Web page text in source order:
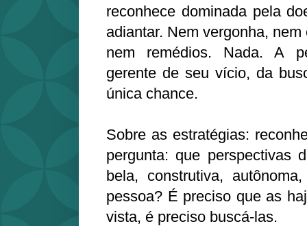
reconhece dominada pela
adiantar. Nem vergonha,
nem remédios. Nada. A
gerente de seu vício, da
única chance.
Sobre as estratégias:
pergunta: que perspectivas
bela, construtiva,
pessoa? É preciso que as
vista, é preciso buscá-las.